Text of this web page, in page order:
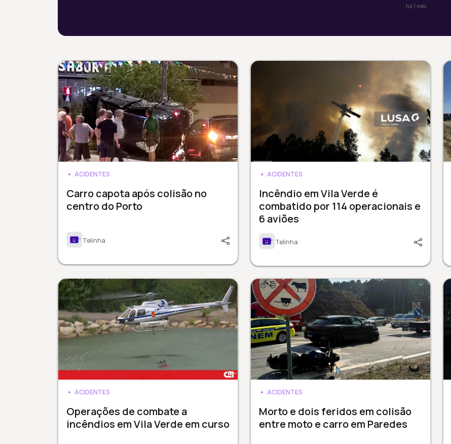
há 1 mês
ACIDENTES
Carro capota após colisão no
centro do Porto
Telinha
ACIDENTES
Incêndio em Vila Verde é
combatido por 114 operacionais e
6 aviões
Telinha
ACIDENTES
Operações de combate a
incêndios em Vila Verde em curso
ACIDENTES
Morto e dois feridos em colisão
entre moto e carro em Paredes